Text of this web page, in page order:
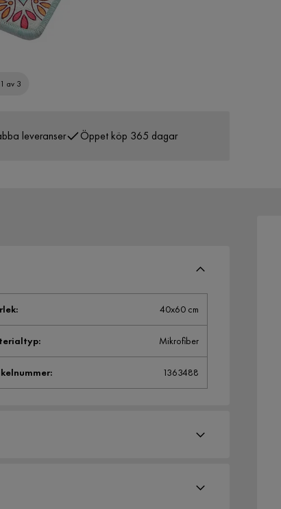
1 av 3
leveranser Öppet köp 365 dagar
: 40x60 cm
: Mikrofiber
: 1363488